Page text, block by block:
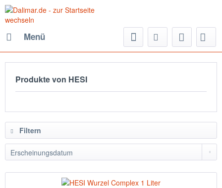
Menü
Produkte von HESI
Filtern